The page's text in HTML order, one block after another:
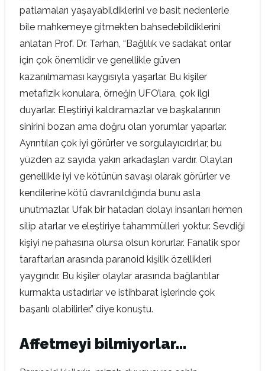
patlamaları yaşayabildiklerini ve basit nedenlerle
bile mahkemeye gitmekten bahsedebildiklerini
anlatan Prof. Dr. Tarhan, “Bağlılık ve sadakat onlar
için çok önemlidir ve genellikle güven
kazanılmaması kaygısıyla yaşarlar. Bu kişiler
metafizik konulara, örneğin UFO’lara, çok ilgi
duyarlar. Eleştiriyi kaldıramazlar ve başkalarının
sinirini bozan ama doğru olan yorumlar yaparlar.
Ayrıntıları çok iyi görürler ve sorgulayıcıdırlar, bu
yüzden az sayıda yakın arkadaşları vardır. Olayları
genellikle iyi ve kötünün savaşı olarak görürler ve
kendilerine kötü davranıldığında bunu asla
unutmazlar. Ufak bir hatadan dolayı insanları hemen
silip atarlar ve eleştiriye tahammülleri yoktur. Sevdiği
kişiyi ne pahasına olursa olsun korurlar. Fanatik spor
taraftarları arasında paranoid kişilik özellikleri
yaygındır. Bu kişiler olaylar arasında bağlantılar
kurmakta ustadırlar ve istihbarat işlerinde çok
başarılı olabilirler.” diye konuştu.
Affetmeyi bilmiyorlar…